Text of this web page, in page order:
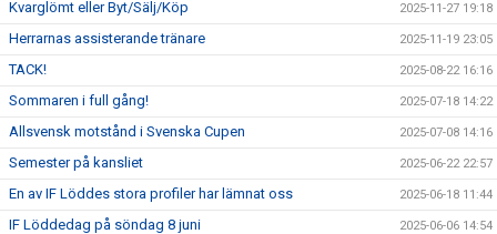
Kvarglömt eller Byt/Sälj/Köp 2025-11-27 19:18
Herrarnas assisterande tränare 2025-11-19 23:05
TACK! 2025-08-22 16:16
Sommaren i full gång! 2025-07-18 14:22
Allsvensk motstånd i Svenska Cupen 2025-07-08 14:16
Semester på kansliet 2025-06-22 22:57
En av IF Löddes stora profiler har lämnat oss 2025-06-18 11:44
IF Löddedag på söndag 8 juni 2025-06-06 14:54